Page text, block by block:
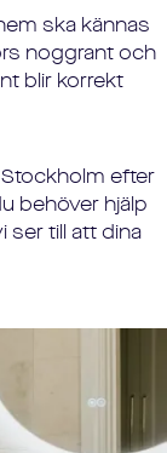
ska kännas
noggrant och
blir korrekt
Stockholm efter
behöver hjälp
ser till att dina